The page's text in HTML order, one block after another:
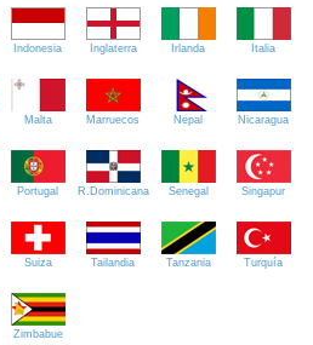
Indonesia Inglaterra Irlanda Italia
Malta Marruecos Nepal Nicaragua
Portugal R.Dominicana Senegal Singapur
Suiza Tailandia Tanzania Turquía
Zimbabue